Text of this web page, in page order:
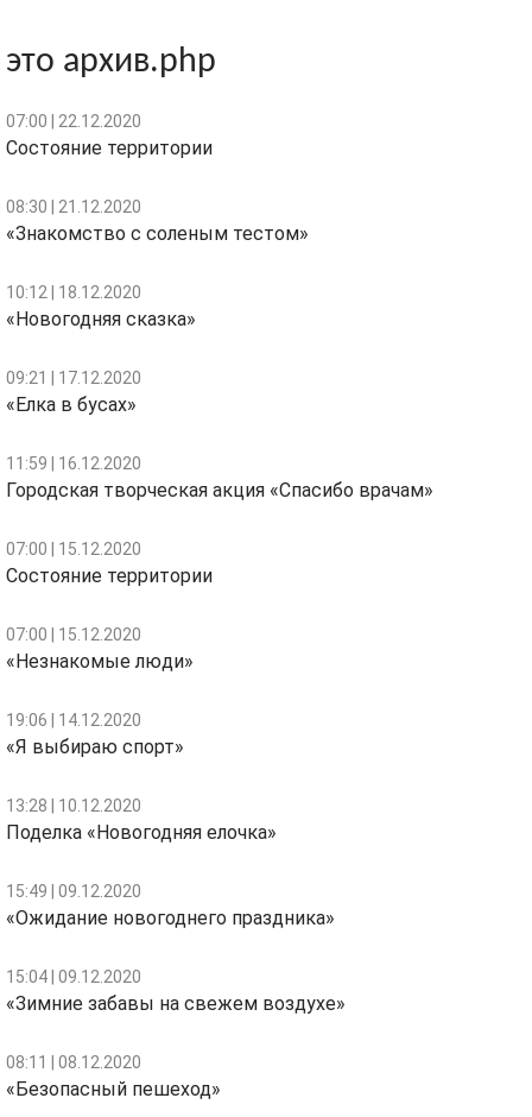
это архив.php
07:00 | 22.12.2020
Состояние территории
08:30 | 21.12.2020
«Знакомство с соленым тестом»
10:12 | 18.12.2020
«Новогодняя сказка»
09:21 | 17.12.2020
«Елка в бусах»
11:59 | 16.12.2020
Городская творческая акция «Спасибо врачам»
07:00 | 15.12.2020
Состояние территории
07:00 | 15.12.2020
«Незнакомые люди»
19:06 | 14.12.2020
«Я выбираю спорт»
13:28 | 10.12.2020
Поделка «Новогодняя елочка»
15:49 | 09.12.2020
«Ожидание новогоднего праздника»
15:04 | 09.12.2020
«Зимние забавы на свежем воздухе»
08:11 | 08.12.2020
«Безопасный пешеход»